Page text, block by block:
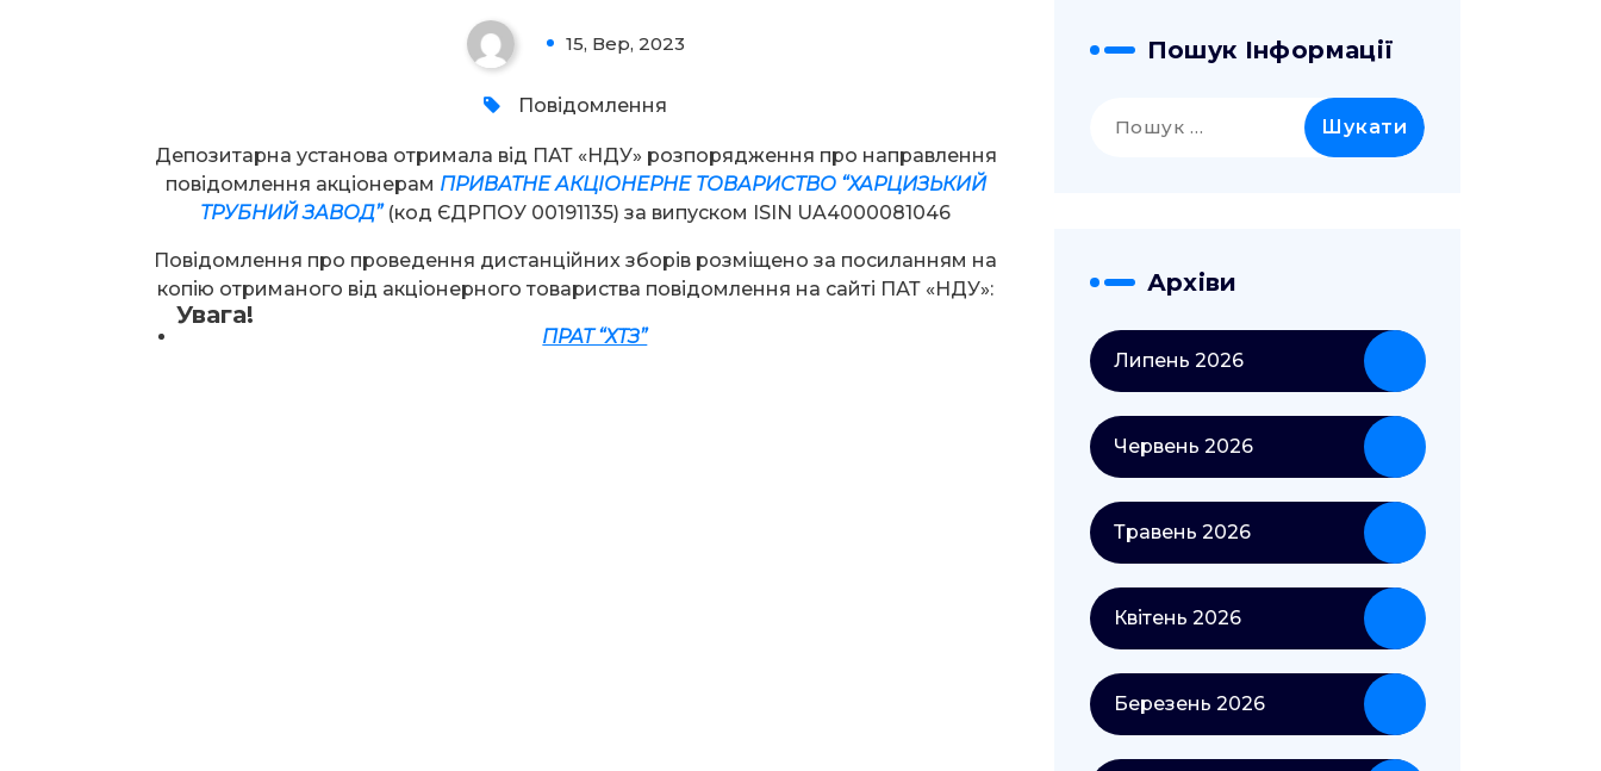
15, Вер, 2023
Повідомлення
Увага!
Депозитарна установа отримала від ПАТ «НДУ» розпорядження про направлення
повідомлення акціонерам ПРИВАТНЕ АКЦІОНЕРНЕ ТОВАРИСТВО “ХАРЦИЗЬКИЙ
ТРУБНИЙ ЗАВОД” (код ЄДРПОУ 00191135) за випуском ISIN UA4000081046
Повідомлення про проведення дистанційних зборів розміщено за посиланням на
копію отриманого від акціонерного товариства повідомлення на сайті ПАТ «НДУ»:
ПРАТ “ХТЗ”
Пошук Інформації
Архіви
Липень 2026
Червень 2026
Травень 2026
Квітень 2026
Березень 2026